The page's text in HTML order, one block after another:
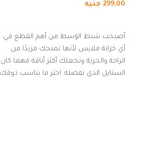
299,00 جنيه
أصبحت شنط الوسط من أهم القطع في
أي خزانة ملابس لأنها تمنحك مزيدًا من
الراحة والحرية وتجعلك أكثر أناقة مهما كان
الستايل الذي تفضله. اختر ما يناسب ذوقك